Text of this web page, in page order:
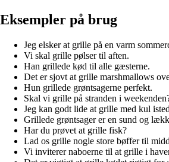
Eksempler på brug
Jeg elsker at grille på en varm
Vi skal grille pølser til aften.
Han grillede kød til alle gæsterne.
Det er sjovt at grille marshmallows
Hun grillede grøntsagerne perfekt.
Skal vi grille på stranden i
Jeg kan godt lide at grille med kul
Grillede grøntsager er en sund og
Har du prøvet at grille fisk?
Lad os grille nogle store bøffer til
Vi inviterer naboerne til at grille i